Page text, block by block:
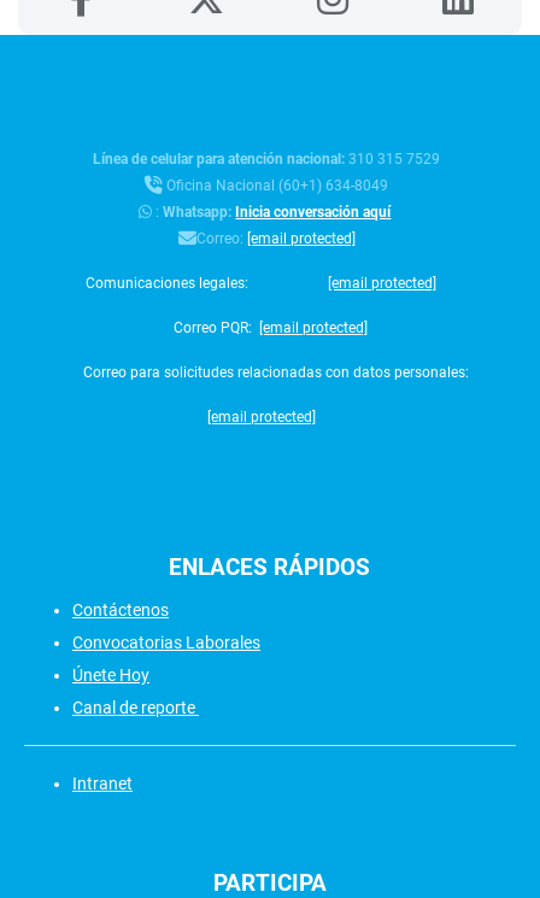
Línea de celular para atención nacional:310 315 7529
Oficina Nacional (60+1) 634-8049
:Whatsapp: Inicia conversación aquí
Correo: [email protected]
Comunicaciones legales: [email protected]
Correo PQR: [email protected]
Correo para solicitudes relacionadas con datos personales:
[email protected]
ENLACES RÁPIDOS
Contáctenos
Convocatorias Laborales
Únete Hoy
Canal de reporte
Intranet
PARTICIPA